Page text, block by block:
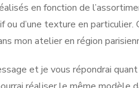
en fonction de
ou d’une texture en particulier.
mon atelier en région
et je vous répondrai